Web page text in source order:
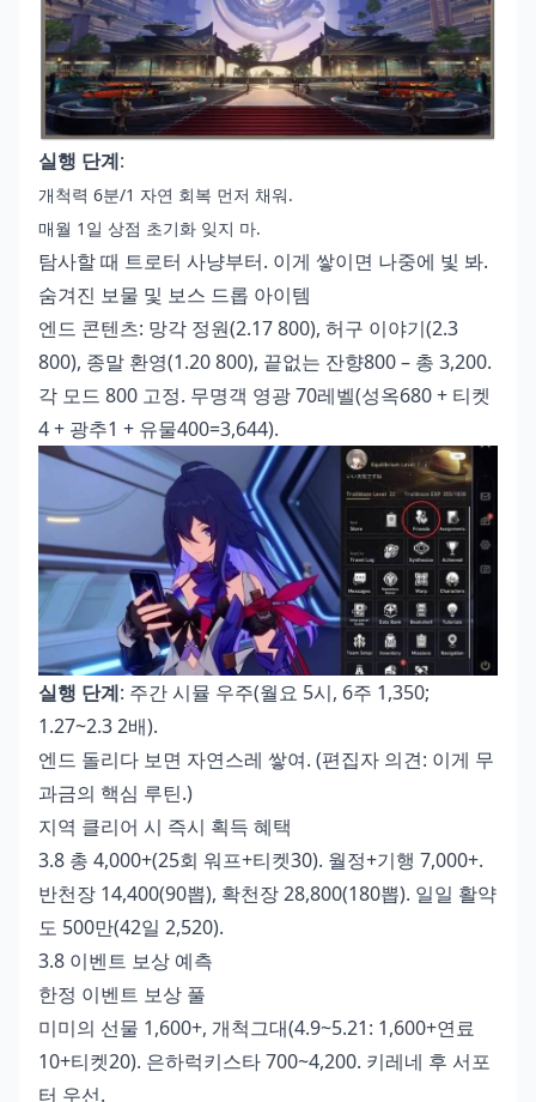
실행 단계:
개척력 6분/1 자연 회복 먼저 채워.
매월 1일 상점 초기화 잊지 마.
탐사할 때 트로터 사냥부터. 이게 쌓이면 나중에 빛 봐.
숨겨진 보물 및 보스 드롭 아이템
엔드 콘텐츠: 망각 정원(2.17 800), 허구 이야기(2.3
800), 종말 환영(1.20 800), 끝없는 잔향800 – 총 3,200.
각 모드 800 고정. 무명객 영광 70레벨(성옥680 + 티켓
4 + 광추1 + 유물400=3,644).
실행 단계: 주간 시뮬 우주(월요 5시, 6주 1,350;
1.27~2.3 2배).
엔드 돌리다 보면 자연스레 쌓여. (편집자 의견: 이게 무
과금의 핵심 루틴.)
지역 클리어 시 즉시 획득 혜택
3.8 총 4,000+(25회 워프+티켓30). 월정+기행 7,000+.
반천장 14,400(90뽑), 확천장 28,800(180뽑). 일일 활약
도 500만(42일 2,520).
3.8 이벤트 보상 예측
한정 이벤트 보상 풀
미미의 선물 1,600+, 개척그대(4.9~5.21: 1,600+연료
10+티켓20). 은하럭키스타 700~4,200. 키레네 후 서포
터 우선.